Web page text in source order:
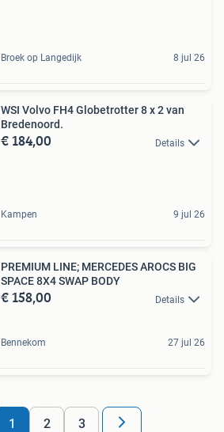
Broek op Langedijk 8 jul 26
WSI Volvo FH4 Globetrotter 8 x 2 van
Bredenoord.
€ 184,00 Details
Kampen 9 jul 26
PREMIUM LINE; MERCEDES AROCS BIG
SPACE 8X4 SWAP BODY
€ 158,00 Details
Bennekom 27 jul 26
1 2 3